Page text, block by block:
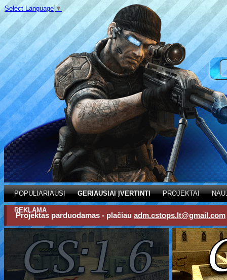
Select Language ▼
POPULIARIAUSI GERIAUSIAI ĮVERTINTI PROJEKTAI
REKLAMA
Projektas parduodamas - plačiau adm.cstops.lt@gmail.com